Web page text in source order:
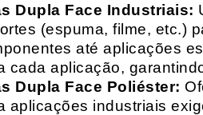
Dupla Face Industriais:
(espuma, filme, etc.)
até aplicações
cada aplicação,
Dupla Face Poliéster:
aplicações industriais